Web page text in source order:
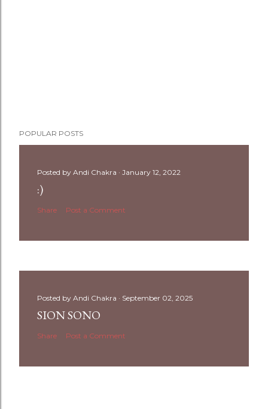
POPULAR POSTS
Posted by Andi Chakra January 12, 2022
:)
Share Post a Comment
Posted by Andi Chakra September 02, 2025
SION SONO
Share Post a Comment